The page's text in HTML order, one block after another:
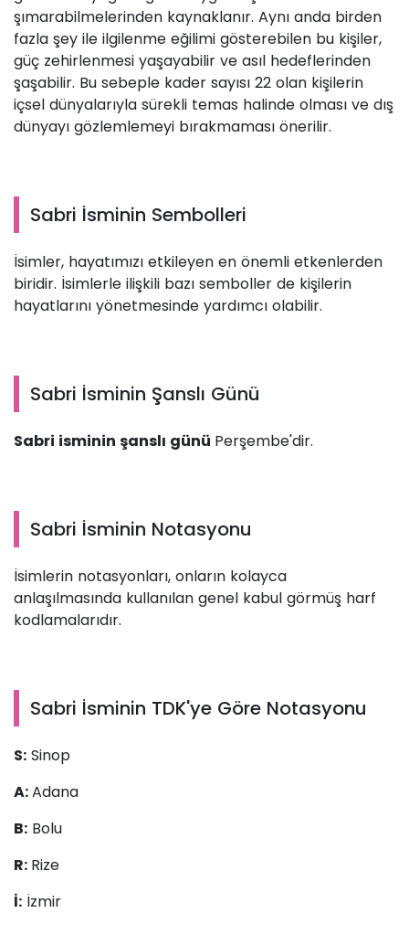
şımarabilmelerinden kaynaklanır. Aynı anda birden
fazla şey ile ilgilenme eğilimi gösterebilen bu kişiler,
güç zehirlenmesi yaşayabilir ve asıl hedeflerinden
şaşabilir. Bu sebeple kader sayısı 22 olan kişilerin
içsel dünyalarıyla sürekli temas halinde olması ve dış
dünyayı gözlemlemeyi bırakmaması önerilir.
Sabri İsminin Sembolleri
İsimler, hayatımızı etkileyen en önemli etkenlerden
biridir. İsimlerle ilişkili bazı semboller de kişilerin
hayatlarını yönetmesinde yardımcı olabilir.
Sabri İsminin Şanslı Günü
Sabri isminin şanslı günü Perşembe'dir.
Sabri İsminin Notasyonu
İsimlerin notasyonları, onların kolayca
anlaşılmasında kullanılan genel kabul görmüş harf
kodlamalarıdır.
Sabri İsminin TDK'ye Göre Notasyonu
S: Sinop
A:Adana
B: Bolu
R: Rize
İ: İzmir